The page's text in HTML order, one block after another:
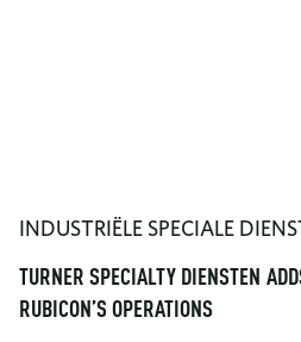
INDUSTRIËLE SPECIALE
TURNER SPECIALTY DIENSTEN
RUBICON’S OPERATIONS